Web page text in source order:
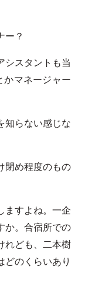
ー？
シスタントも当
かマネージャー
知らない感じな
閉め程度のもの
ますよね。一企
か。合宿所での
れども、二本樹
どのくらいあり